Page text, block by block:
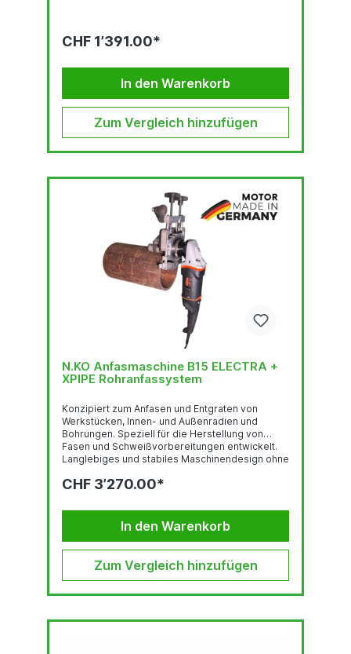
CHF 1’391.00*
In den Warenkorb
Zum Vergleich hinzufügen
N.KO Anfasmaschine B15 ELECTRA +
XPIPE Rohranfassystem
Konzipiert zum Anfasen und Entgraten von
Werkstücken, Innen- und Außenradien und
Bohrungen. Speziell für die Herstellung von
Fasen und Schweißvorbereitungen entwickelt.
Langlebiges und stabiles Maschinendesign ohne
Schneidkopfes ist es möglich den Verschleiss
reduzieren, wenn die max. Fasenbreite von 8
mm nicht überschritten wird.
CHF 3’270.00*
In den Warenkorb
Zum Vergleich hinzufügen